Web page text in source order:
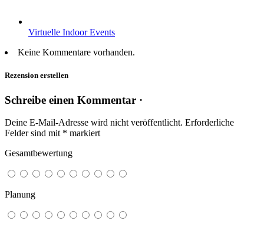
Virtuelle Indoor Events
Keine Kommentare vorhanden.
Rezension erstellen
Schreibe einen Kommentar ·
Deine E-Mail-Adresse wird nicht veröffentlicht. Erforderliche
Felder sind mit * markiert
Gesamtbewertung
Planung